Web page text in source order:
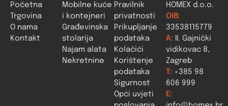
Početna
Trgovina
O nama
Kontakt
Mobilne kuće
i kontejneri
Građevinska
stolarija
Najam alata
Nekretnine
Pravilnik
privatnosti
Prikupljanje
podataka
Kolačići
Korištenje
podataka
Sigurnost
Opći uvjeti
HOMEX d.o.o.
OIB:
33538115779
A: II. Gajnički
vidikovac 8,
Zagreb
T: +385 98
606 999
E: